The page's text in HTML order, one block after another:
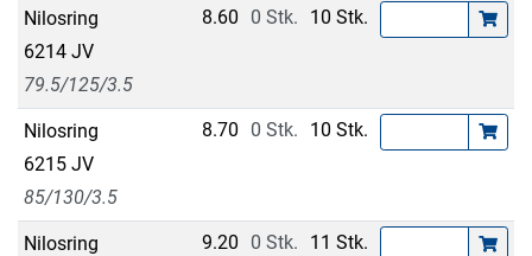
Nilosring
6214 JV
79.5/125/3.5
8.60 0 Stk. 10 Stk.
Nilosring
6215 JV
85/130/3.5
8.70 0 Stk. 10 Stk.
Nilosring
9.20 0 Stk. 11 Stk.